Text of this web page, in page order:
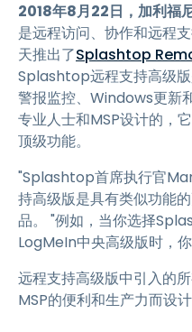
2018年8月22日，加利福
是远程访问、协作和远程
天推出了Splashtop
Splashtop远程支持高级版
警报监控、Windows更新
专业人士和MSP设计的，
顶级功能。
"Splashtop首席执行官
持高级版是具有类似功能
品。 "例如，当你选择
LogMeIn中央高级版时，
远程支持高级版中引入的
MSP的便利和生产力而设计